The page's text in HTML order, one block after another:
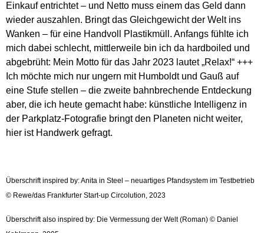
Einkauf entrichtet – und Netto muss einem das Geld dann
wieder auszahlen. Bringt das Gleichgewicht der Welt ins
Wanken – für eine Handvoll Plastikmüll. Anfangs fühlte ich
mich dabei schlecht, mittlerweile bin ich da hardboiled und
abgebrüht: Mein Motto für das Jahr 2023 lautet „Relax!“ +++
Ich möchte mich nur ungern mit Humboldt und Gauß auf
eine Stufe stellen – die zweite bahnbrechende Entdeckung
aber, die ich heute gemacht habe: künstliche Intelligenz in
der Parkplatz-Fotografie bringt den Planeten nicht weiter,
hier ist Handwerk gefragt.
Überschrift inspired by: Anita in Steel – neuartiges Pfandsystem im Testbetrieb
© Rewe/das Frankfurter Start-up Circolution, 2023
Überschrift also inspired by: Die Vermessung der Welt (Roman) © Daniel